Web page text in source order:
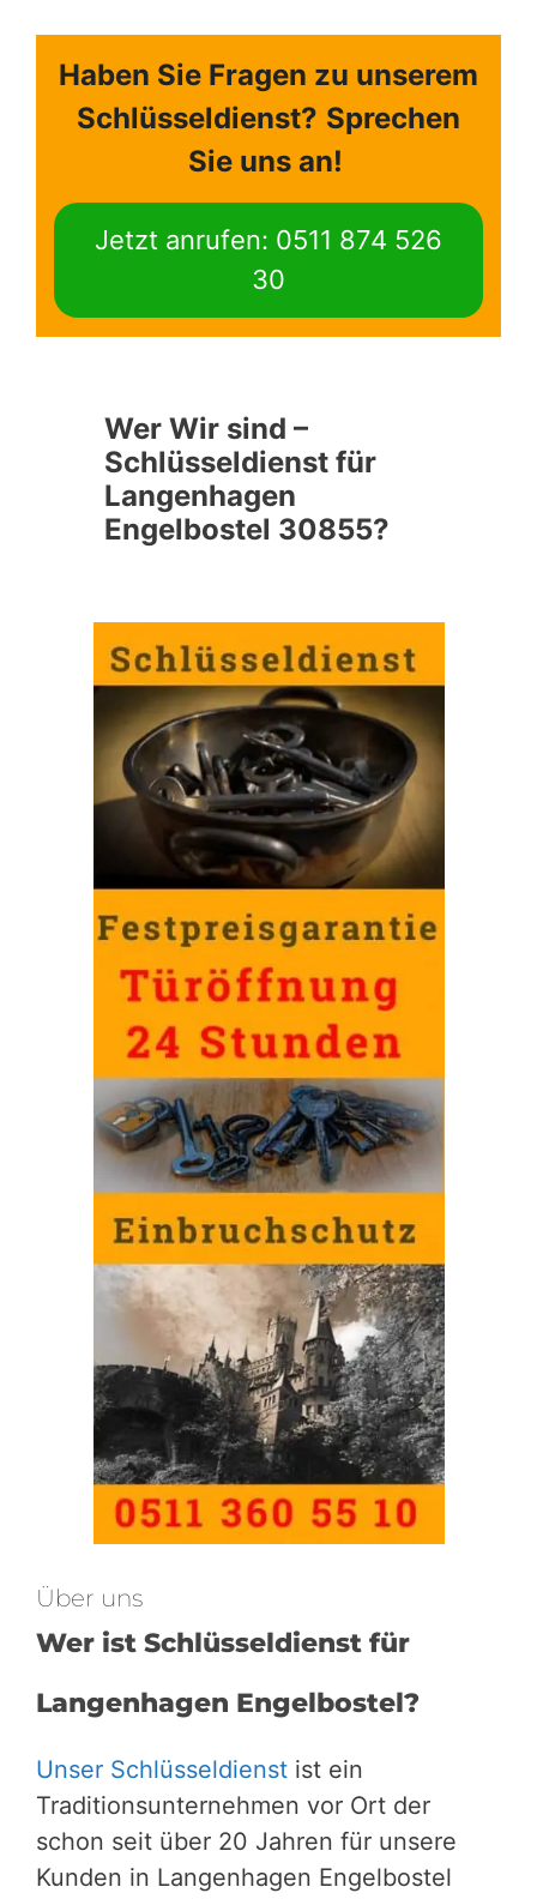
Haben Sie Fragen zu unserem
Schlüsseldienst? Sprechen
Sie uns an!
Jetzt anrufen: 0511 874 526
30
Wer Wir sind –
Schlüsseldienst für
Langenhagen
Engelbostel 30855?
Über uns
Wer ist Schlüsseldienst für
Langenhagen Engelbostel?
Unser Schlüsseldienst ist ein
Traditionsunternehmen vor Ort der
schon seit über 20 Jahren für unsere
Kunden in Langenhagen Engelbostel